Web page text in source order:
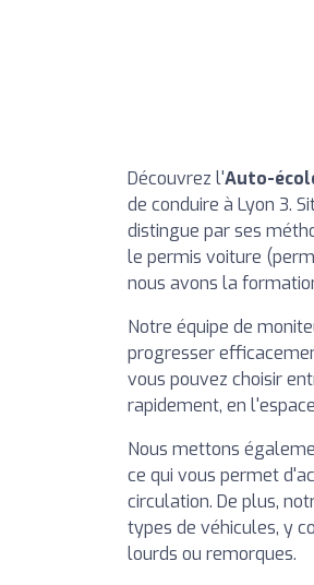
Découvrez l'Auto-
de conduire à Lyon 3.
distingue par ses
le permis voiture
nous avons la
Notre équipe de
progresser
vous pouvez choisir
rapidement, en
Nous mettons
ce qui vous permet
circulation. De plus,
types de véhicules, y
lourds ou remorques.